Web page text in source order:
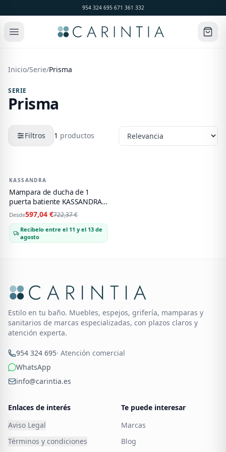
954 324 695·671 361 332
Inicio/Serie/Prisma
SERIE
Prisma
Filtros 1 productos
-17 %
KASSANDRA
Mampara de ducha de 1
puerta batiente KASSANDRA
PRISMA500 Abatible
Cromo/Negro Mate
Desde597,04 €722,37 €
Recíbelo entre el 11 y el 13 de
agosto
Estilo en tu baño. Muebles, espejos, grifería, mamparas y
sanitarios de marcas especializadas, con plazos claros y
atención experta.
954 324 695· Atención comercial
WhatsApp
info@carintia.es
Enlaces de interés
Aviso Legal
Términos y condiciones
Te puede interesar
Marcas
Blog